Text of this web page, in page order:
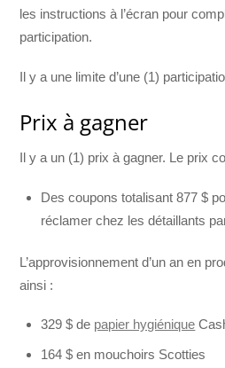
les instructions à l’écran pour
participation.
Il y a une limite d’une (1)
Prix à gagner
Il y a un (1) prix à gagner. Le prix
Des coupons totalisant 877 $
réclamer chez les détaillants
L’approvisionnement d’un an en
ainsi :
329 $ de papier hygiénique
164 $ en mouchoirs Scotties